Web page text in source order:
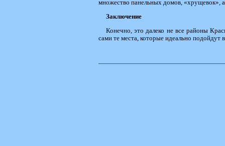
множество панельных домов, «хрущевок», а
Заключение
Конечно, это далеко не все районы
сами те места, которые идеально